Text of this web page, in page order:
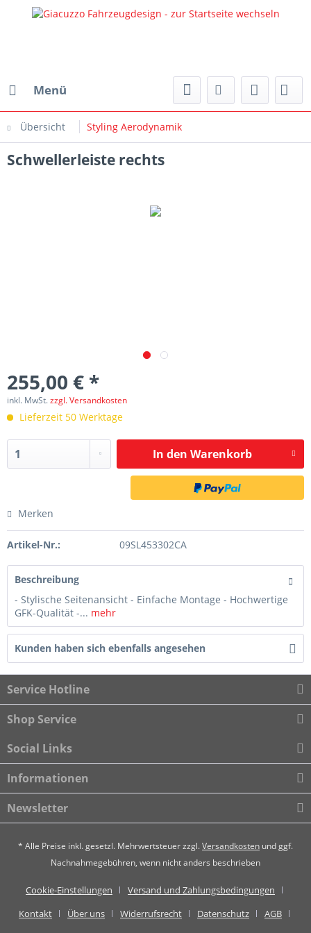
Menü
Übersicht Styling Aerodynamik
Schwellerleiste rechts
255,00 € *
inkl. MwSt.zzgl. Versandkosten
Lieferzeit 50 Werktage
In den Warenkorb
Merken
Artikel-Nr.: 09SL453302CA
Beschreibung
- Stylische Seitenansicht - Einfache Montage - Hochwertige
GFK-Qualität -... mehr
Kunden haben sich ebenfalls angesehen
Service Hotline
Shop Service
Social Links
Informationen
Newsletter
* Alle Preise inkl. gesetzl. Mehrwertsteuer zzgl.Versandkosten und ggf.
Nachnahmegebühren, wenn nicht anders beschrieben
Cookie-Einstellungen
Versand und Zahlungsbedingungen
Kontakt
Über uns Widerrufsrecht Datenschutz
AGB